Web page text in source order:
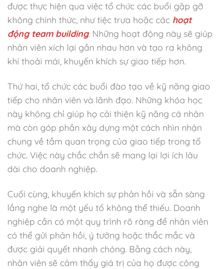
được thực hiện qua việc tổ chức các buổi gặp gỡ
không chính thức, như tiệc trưa hoặc các hoạt
động team building. Những hoạt động này sẽ giúp
nhân viên xích lại gần nhau hơn và tạo ra không
khí thoải mái, khuyến khích sự giao tiếp hơn.
Thứ hai, tổ chức các buổi đào tạo về kỹ năng giao
tiếp cho nhân viên và lãnh đạo. Những khóa học
này không chỉ giúp họ cải thiện kỹ năng cá nhân
mà còn góp phần xây dựng một cách nhìn nhận
chung về tầm quan trọng của giao tiếp trong tổ
chức. Việc này chắc chắn sẽ mang lại lợi ích lâu
dài cho doanh nghiệp.
Cuối cùng, khuyến khích sự phản hồi và sẵn sàng
lắng nghe là một yếu tố không thể thiếu. Doanh
nghiệp cần có một quy trình rõ ràng để nhân viên
có thể gửi phản hồi, ý tưởng hoặc thắc mắc và
được giải quyết nhanh chóng. Bằng cách này,
nhân viên sẽ cảm thấy giá trị của họ được công